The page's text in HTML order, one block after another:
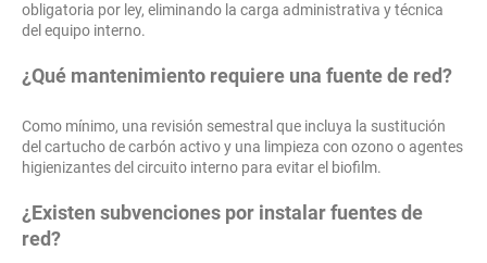
obligatoria por ley, eliminando la carga administrativa y técnica
del equipo interno.
¿Qué mantenimiento requiere una fuente de red?
Como mínimo, una revisión semestral que incluya la sustitución
del cartucho de carbón activo y una limpieza con ozono o agentes
higienizantes del circuito interno para evitar el biofilm.
¿Existen subvenciones por instalar fuentes de
red?